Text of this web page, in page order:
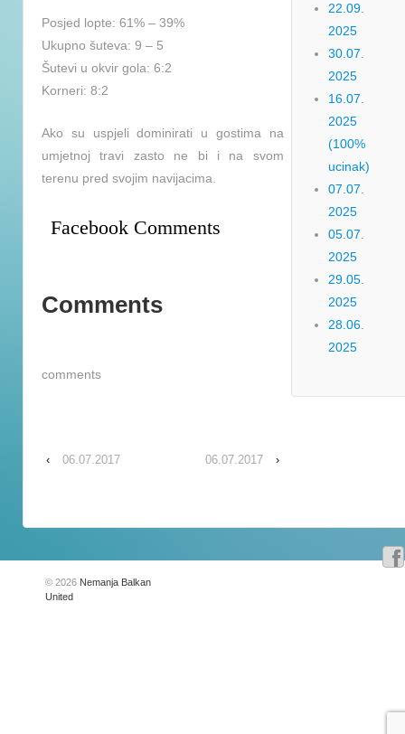
Posjed lopte: 61% – 39%
Ukupno šuteva: 9 – 5
Šutevi u okvir gola: 6:2
Korneri: 8:2
Ako su uspjeli dominirati u gostima na
umjetnoj travi zasto ne bi i na svom
terenu pred svojim navijacima.
Facebook Comments
Comments
comments
‹ 06.07.2017 06.07.2017 ›
22.09.
2025
30.07.
2025
16.07.
2025
(100%
ucinak)
07.07.
2025
05.07.
2025
29.05.
2025
28.06.
2025
© 2026 Nemanja Balkan
United